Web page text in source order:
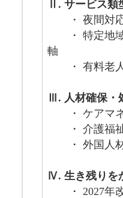
Ⅱ. サービス類
・ 夜間対応
・ 特定地域
軸
・ 有料老人
Ⅲ. 人材確保・
・ ケアマネ
・ 介護福祉
・ 外国人材
Ⅳ. 生き残りを
・ 2027年改